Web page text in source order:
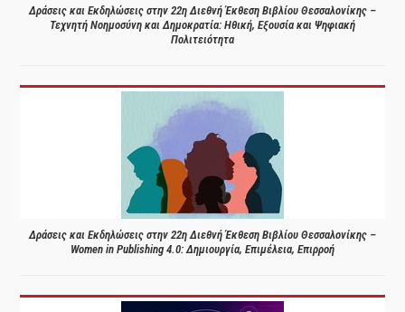
Δράσεις και Εκδηλώσεις στην 22η Διεθνή Έκθεση Βιβλίου Θεσσαλονίκης –
Τεχνητή Νοημοσύνη και Δημοκρατία: Ηθική, Εξουσία και Ψηφιακή
Πολιτειότητα
Δράσεις και Εκδηλώσεις στην 22η Διεθνή Έκθεση Βιβλίου Θεσσαλονίκης –
Women in Publishing 4.0: Δημιουργία, Επιμέλεια, Επιρροή